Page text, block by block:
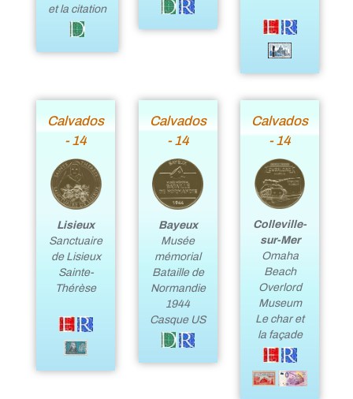
et la citation
Calvados
- 14
Lisieux
Sanctuaire
de Lisieux
Sainte-
Thérèse
Calvados
- 14
Bayeux
Musée
mémorial
Bataille de
Normandie
1944
Casque US
Calvados
- 14
Colleville-
sur-Mer
Omaha
Beach
Overlord
Museum
Le char et
la façade